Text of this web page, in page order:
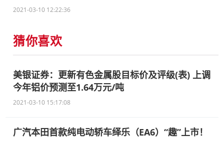
2021-03-10 12:22:36
猜你喜欢
美银证券：更新有色金属股目标价及评级(表) 上调
今年铝价预测至1.64万元/吨
2021-03-10 15:17:08
广汽本田首款纯电动轿车绎乐（EA6）“趣”上市！